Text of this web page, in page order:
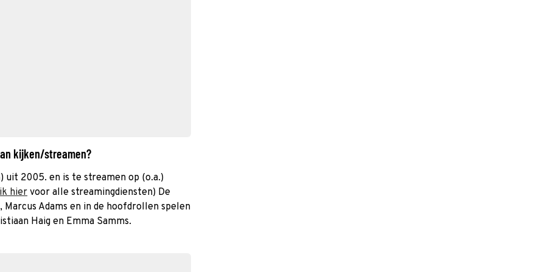
kijken/streamen?
uit 2005. en is te streamen op (o.a.)
hier voor alle streamingdiensten) De
Marcus Adams en in de hoofdrollen spelen
Haig en Emma Samms.